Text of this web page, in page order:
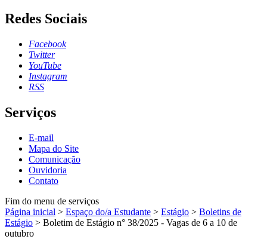
Redes Sociais
Facebook
Twitter
YouTube
Instagram
RSS
Serviços
E-mail
Mapa do Site
Comunicação
Ouvidoria
Contato
Fim do menu de serviços
Página inicial > Espaço do/a Estudante > Estágio > Boletins de
Estágio > Boletim de Estágio n° 38/2025 - Vagas de 6 a 10 de
outubro